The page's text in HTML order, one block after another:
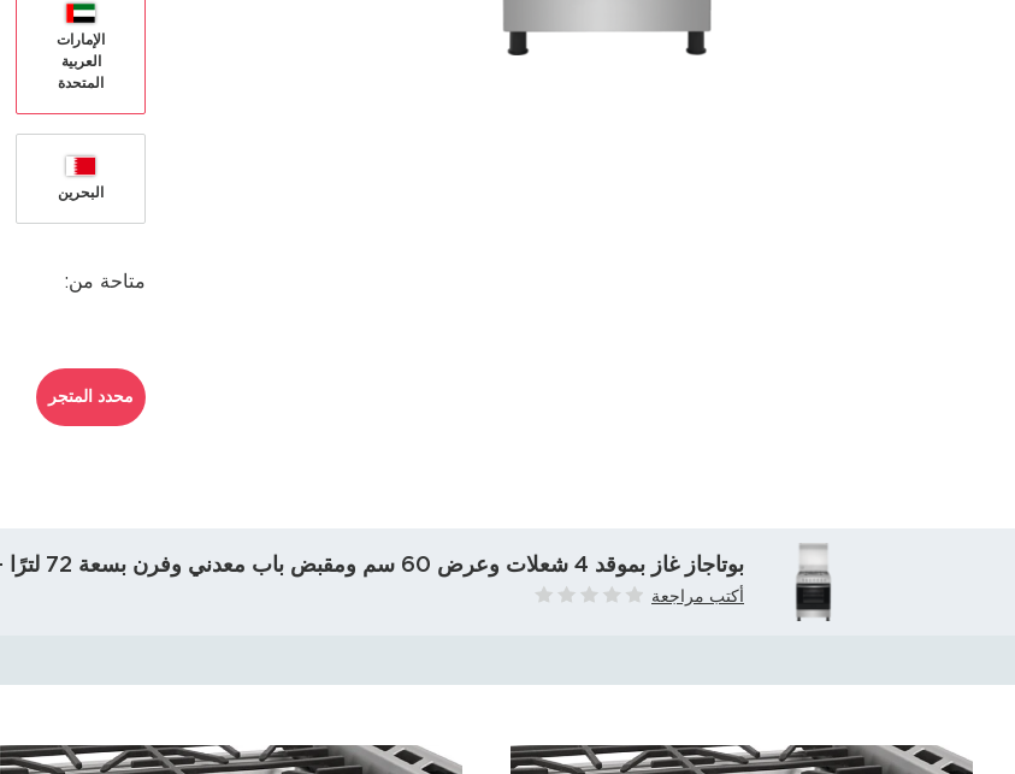
الإمارات
العربية
المتحدة
البحرين
متاحة من:
محدد المتجر
بوتاجاز غاز بموقد 4 شعلات وعرض 60 سم ومقبض باب معدني وفرن بسعة 72 لترًا - من الفولاذ المقاوم للصدأ
أكتب مراجعة